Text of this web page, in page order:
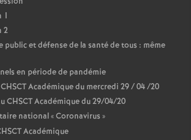
1
2
public et défense de la santé de tous : même
en période de pandémie
Académique du mercredi 29 / 04 /20
CHSCT Académique du 29/04/20
national «Coronavirus »
Académique